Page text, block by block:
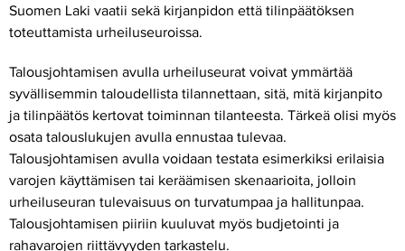
Suomen Laki vaatii sekä kirjanpidon että tilinpäätöksen
toteuttamista urheiluseuroissa.
Talousjohtamisen avulla urheiluseurat voivat ymmärtää
syvällisemmin taloudellista tilannettaan, sitä, mitä kirjanpito
ja tilinpäätös kertovat toiminnan tilanteesta. Tärkeä olisi myös
osata talouslukujen avulla ennustaa tulevaa.
Talousjohtamisen avulla voidaan testata esimerkiksi erilaisia
varojen käyttämisen tai keräämisen skenaarioita, jolloin
urheiluseuran tulevaisuus on turvatumpaa ja hallitunpaa.
Talousjohtamisen piiriin kuuluvat myös budjetointi ja
rahavarojen riittävyyden tarkastelu.